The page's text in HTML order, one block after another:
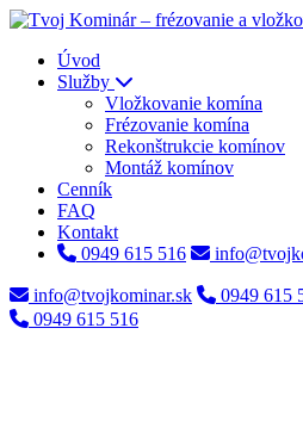
Úvod
Služby
Vložkovanie komína
Frézovanie komína
Rekonštrukcie komínov
Montáž komínov
Cenník
FAQ
Kontakt
0949 615 516
info@tvojkominar.sk
0949 615
0949 615 516